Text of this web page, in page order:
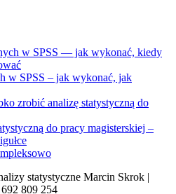
w SPSS — jak wykonać, kiedy
w SPSS – jak wykonać, jak
zrobić analizę statystyczną do
do pracy magisterskiej –
statystyczne Marcin Skrok |
809 254